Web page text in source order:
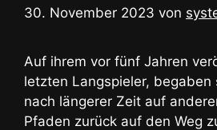
30. November 2023 von
Auf ihrem vor fünf Jahren
letzten Langspieler, begaben
nach längerer Zeit auf
Pfaden zurück auf den Weg